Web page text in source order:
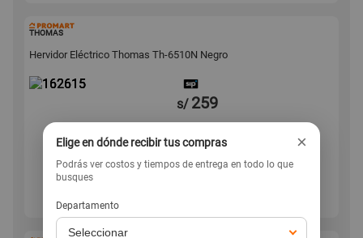
THOMAS
Hervidor Eléctrico Thomas Th-6510N Negro
s/ 259
Elige en dónde recibir tus compras ×
Podrás ver costos y tiempos de entrega en todo lo que
busques
Departamento